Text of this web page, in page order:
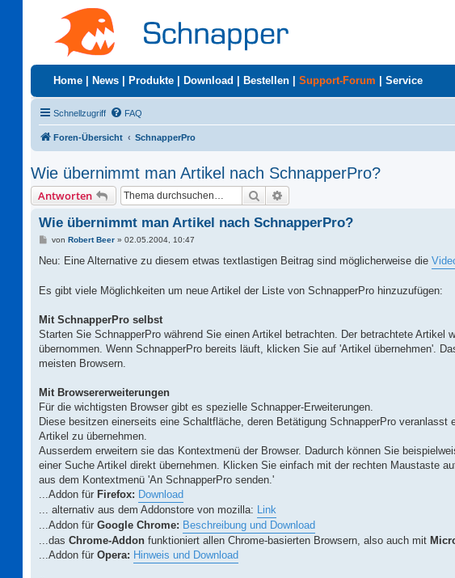
Home News Produkte Download Bestellen Support-Forum Service
Schnellzugriff FAQ
Foren-Übersicht SchnapperPro
Wie übernimmt man Artikel nach SchnapperPro?
Antworten Suche
Wie übernimmt man Artikel nach SchnapperPro?
B
i
a
g
von Robert Beer» 02.05.2004, 10:47
Neu: Eine Alternative zu diesem etwas textlastigen Beitrag sind möglicherweise die
Es gibt viele Möglichkeiten um neue Artikel der Liste von SchnapperPro hinzuzufügen:
Mit SchnapperPro selbst
Starten Sie SchnapperPro während Sie einen Artikel betrachten. Der betrachtete Artikel
übernommen. Wenn SchnapperPro bereits läuft, klicken Sie auf 'Artikel übernehmen'.
meisten Browsern.
Mit Browsererweiterungen
Für die wichtigsten Browser gibt es spezielle Schnapper-Erweiterungen.
Diese besitzen einerseits eine Schaltfläche, deren Betätigung SchnapperPro veranlasst
Artikel zu übernehmen.
Ausserdem erweitern sie das Kontextmenü der Browser. Dadurch können Sie
einer Suche Artikel direkt übernehmen. Klicken Sie einfach mit der rechten Maustaste
aus dem Kontextmenü 'An SchnapperPro senden.'
...Addon für Firefox: Download
... alternativ aus dem Addonstore von mozilla: Link
...Addon für Google Chrome: Beschreibung und Download
...das Chrome-Addon funktioniert allen Chrome-basierten Browsern, also auch mit
...Addon für Opera: Hinweis und Download